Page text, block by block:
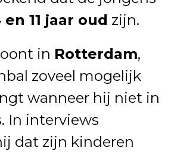
en 11 jaar oud zijn.
in Rotterdam,
zoveel mogelijk
wanneer hij niet in
In interviews
dat zijn kinderen